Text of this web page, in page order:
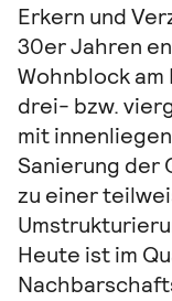
Erkern und
30er Jahren
Wohnblock
drei- bzw.
mit
Sanierung der
zu einer
Heute ist im